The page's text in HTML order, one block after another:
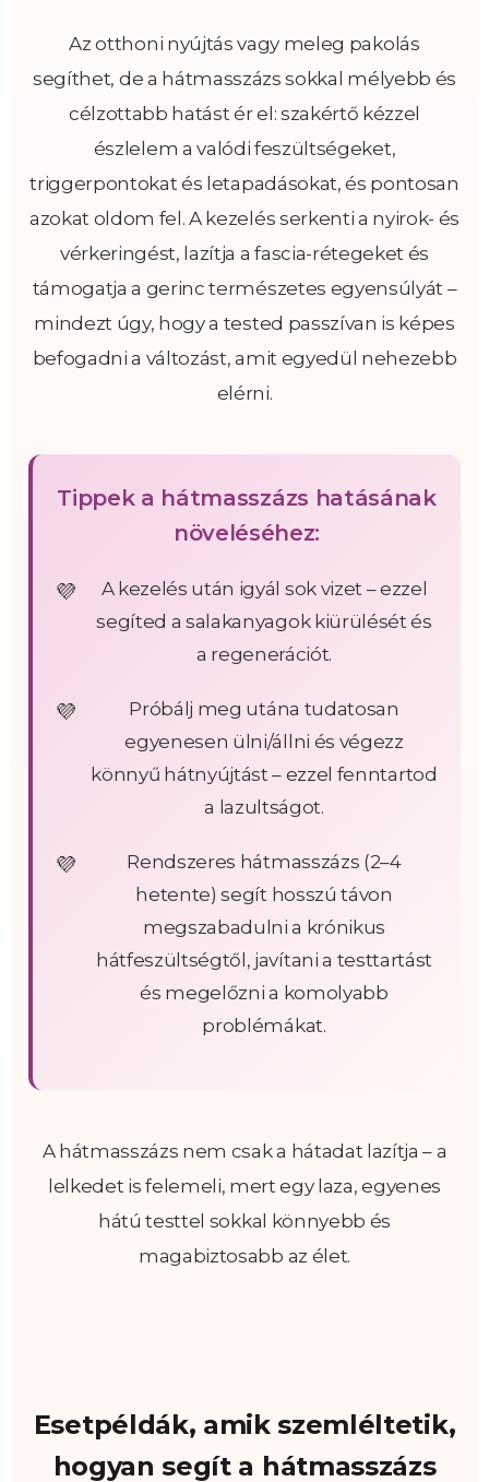
Az otthoni nyújtás vagy meleg pakolás
segíthet, de a hátmasszázs sokkal mélyebb és
célzottabb hatást ér el: szakértő kézzel
észlelem a valódi feszültségeket,
triggerpontokat és letapadásokat, és pontosan
azokat oldom fel. A kezelés serkenti a nyirok- és
vérkeringést, lazítja a fascia-rétegeket és
támogatja a gerinc természetes egyensúlyát –
mindezt úgy, hogy a tested passzívan is képes
befogadni a változást, amit egyedül nehezebb
elérni.
Tippek a hátmasszázs hatásának
növeléséhez:
A kezelés után igyál sok vizet – ezzel
segíted a salakanyagok kiürülését és
a regenerációt.
Próbálj meg utána tudatosan
egyenesen ülni/állni és végezz
könnyű hátnyújtást – ezzel fenntartod
a lazultságot.
Rendszeres hátmasszázs (2–4
hetente) segít hosszú távon
megszabadulni a krónikus
hátfeszültségtől, javítani a testtartást
és megelőzni a komolyabb
problémákat.
A hátmasszázs nem csak a hátadat lazítja – a
lelkedet is felemeli, mert egy laza, egyenes
hátú testtel sokkal könnyebb és
magabiztosabb az élet.
Esetpéldák, amik szemléltetik,
hogyan segít a hátmasszázs